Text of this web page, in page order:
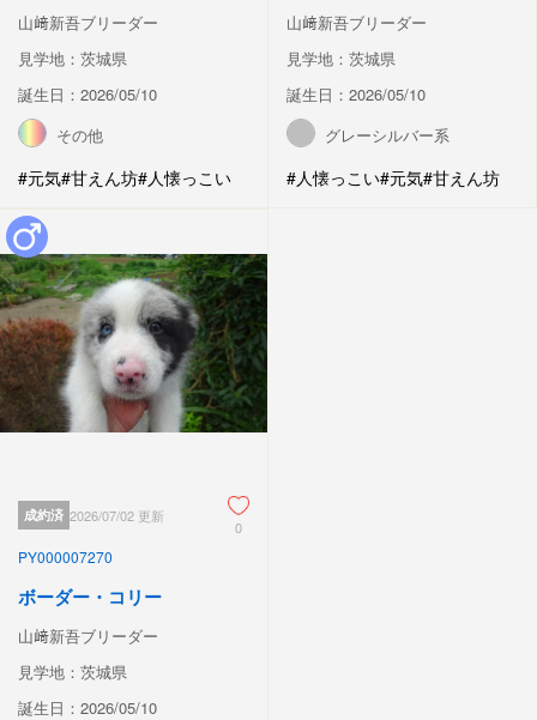
山﨑新吾ブリーダー
見学地：茨城県
誕生日：2026/05/10
その他
#元気#甘えん坊#人懐っこい
山﨑新吾ブリーダー
見学地：茨城県
誕生日：2026/05/10
グレーシルバー系
#人懐っこい#元気#甘えん坊
成約済 2026/07/02 更新
0
PY000007270
ボーダー・コリー
山﨑新吾ブリーダー
見学地：茨城県
誕生日：2026/05/10